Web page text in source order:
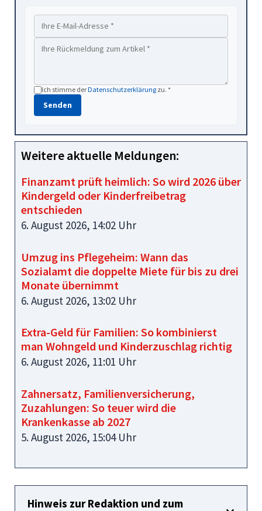
Ich stimme derDatenschutzerklärung zu. *
Senden
Weitere aktuelle Meldungen:
Finanzamt prüft heimlich: So wird 2026 über
Kindergeld oder Kinderfreibetrag
entschieden
6. August 2026, 14:02 Uhr
Umzug ins Pflegeheim: Wann das
Sozialamt die doppelte Miete für bis zu drei
Monate übernimmt
6. August 2026, 13:02 Uhr
Extra-Geld für Familien: So kombinierst
man Wohngeld und Kinderzuschlag richtig
6. August 2026, 11:01 Uhr
Zahnersatz, Familienversicherung,
Zuzahlungen: So teuer wird die
Krankenkasse ab 2027
5. August 2026, 15:04 Uhr
Hinweis zur Redaktion und zum